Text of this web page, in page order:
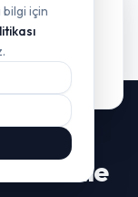
Hale
üzere
bilgi için